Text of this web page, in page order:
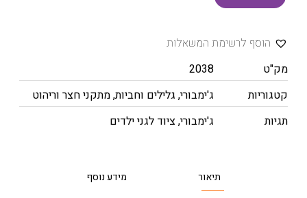
הוסף לרשימת המשאלות
מק"ט
2038
קטגוריות
ג'ימבורי, גלילים וחביות,מתקני חצר וריהוט
תגיות
ג'ימבורי,ציוד לגני ילדים
תיאור מידע נוסף